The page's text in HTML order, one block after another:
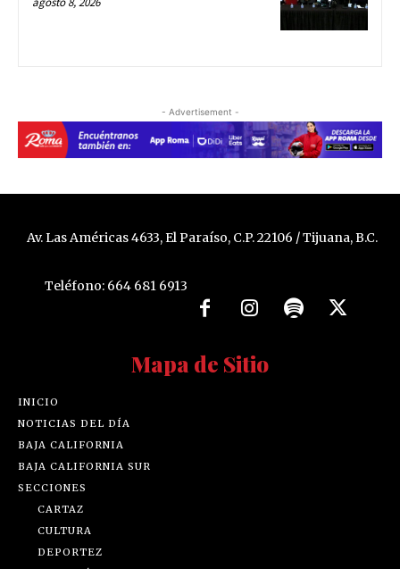
- Advertisement -
Av. Las Américas 4633, El Paraíso, C.P. 22106 / Tijuana, B.C.
Teléfono: 664 681 6913
Mapa de Sitio
INICIO
NOTICIAS DEL DÍA
BAJA CALIFORNIA
BAJA CALIFORNIA SUR
SECCIONES
CARTAZ
CULTURA
DEPORTEZ